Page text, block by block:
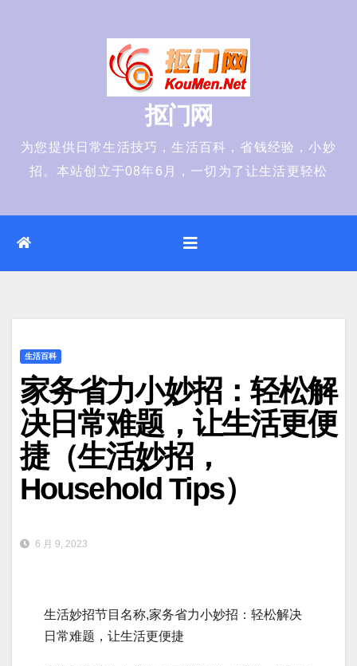
抠门网
为您提供日常生活技巧，生活百科，省钱经验，小妙
招。本站创立于08年6月，一切为了让生活更轻松
生活百科
家务省力小妙招：轻松解
决日常难题，让生活更便
捷（生活妙招，
Household Tips）
6 月 9, 2023
生活妙招节目名称,家务省力小妙招：轻松解决
日常难题，让生活更便捷